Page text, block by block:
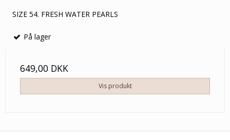
SIZE 54. FRESH WATER PEARLS
På lager
649,00 DKK
Vis produkt